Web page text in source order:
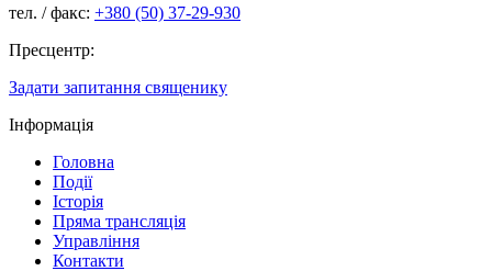
тел. / факс: +380 (50) 37-29-930
Пресцентр:
Задати запитання священику
Інформація
Головна
Події
Історія
Пряма трансляція
Управління
Контакти